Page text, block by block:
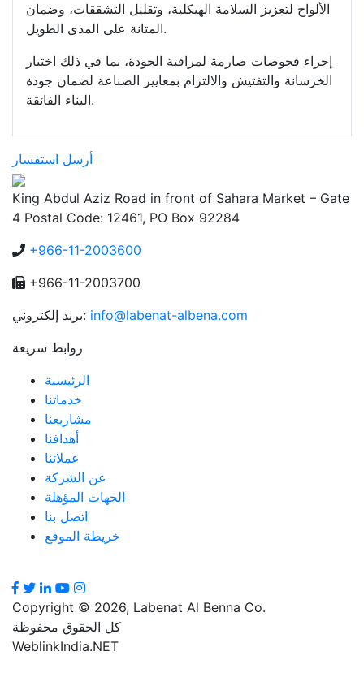
الألواح لتعزيز السلامة الهيكلية، وتقليل التشققات، وضمان
المتانة على المدى الطويل.
إجراء فحوصات صارمة لمراقبة الجودة، بما في ذلك اختبار
الخرسانة والتفتيش والالتزام بمعايير الصناعة لضمان جودة
البناء الفائقة.
أرسل استفسار
King Abdul Aziz Road in front of Sahara Market – Gate
4 Postal Code: 12461, PO Box 92284
+966-11-2003600
+966-11-2003700
بريد إلكتروني: info@labenat-albena.com
روابط سريعة
الرئيسية
خدماتنا
مشاريعنا
أهدافنا
عملائنا
عن الشركة
الجهات المؤهلة
اتصل بنا
خريطة الموقع
Copyright © 2026, Labenat Al Benna Co.
كل الحقوق محفوظة
WeblinkIndia.NET